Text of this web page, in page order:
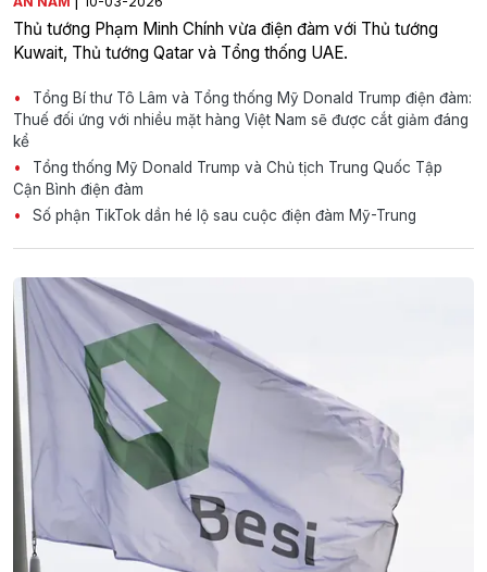
Thủ tướng Phạm Minh Chính vừa điện đàm với Thủ tướng
Kuwait, Thủ tướng Qatar và Tổng thống UAE.
Tổng Bí thư Tô Lâm và Tổng thống Mỹ Donald Trump điện đàm:
Thuế đối ứng với nhiều mặt hàng Việt Nam sẽ được cắt giảm đáng
kể
Tổng thống Mỹ Donald Trump và Chủ tịch Trung Quốc Tập
Cận Bình điện đàm
Số phận TikTok dần hé lộ sau cuộc điện đàm Mỹ-Trung